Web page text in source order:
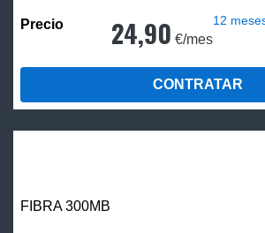
24,90 €/mes
12
CONTRATAR
FIBRA 300MB